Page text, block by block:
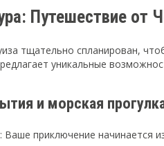
Путешествие
тщательно спланирован,
уникальные
и морская
приключение начинается